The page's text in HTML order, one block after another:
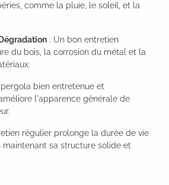
comme la pluie, le soleil, et la
: Un bon entretien
du bois, la corrosion du métal et la
pergola bien entretenue et
l'apparence générale de
régulier prolonge la durée de vie
maintenant sa structure solide et